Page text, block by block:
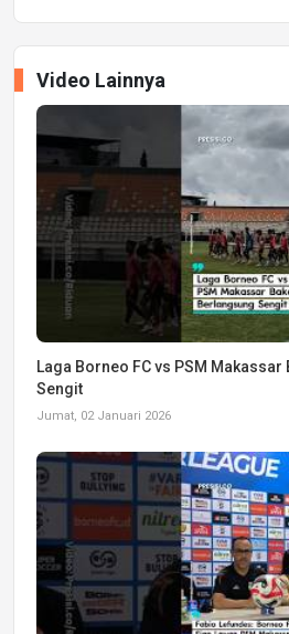
Video Lainnya
Laga Borneo FC vs PSM
Sengit
Jumat, 02 Januari 2026